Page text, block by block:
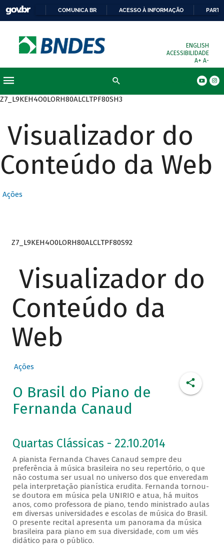
COMUNICA BR ACESSO À INFORMAÇÃO
ENGLISH
ACESSIBILIDADE
A+ A-
Z7_L9KEH4O0LORH80ALCLTPF80SH3
Visualizador do
Conteúdo da Web
Ações
Z7_L9KEH4O0LORH80ALCLTPF80S92
Visualizador do
Conteúdo da
Web
Ações
O Brasil do Piano de
Fernanda Canaud
Quartas Clássicas - 22.10.2014
A pianista Fernanda Chaves Canaud sempre deu
preferência à música brasileira no seu repertório, o que
não costuma ser usual no universo dos que enveredam
pela interpretação pianística erudita. Fernanda tornou-
se doutora em música pela UNIRIO e atua, há muitos
anos, como professora de piano, tendo ministrado aulas
em diversas universidades e escolas de música do Brasil.
O presente recital apresenta um panorama da música
brasileira para piano em sua diversidade, com um viés
didático para o público.